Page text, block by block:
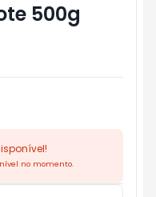
500g
no momento.